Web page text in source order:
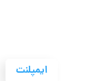
ایمپلنت